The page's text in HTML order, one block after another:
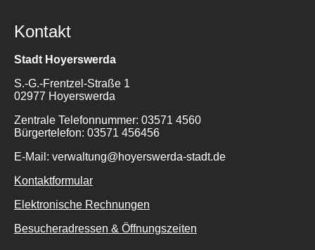
Kontakt
Stadt Hoyerswerda
S.-G.-Frentzel-Straße 1
02977 Hoyerswerda
Zentrale Telefonnummer: 03571 4560
Bürgertelefon: 03571 456456
E-Mail: verwaltung@hoyerswerda-stadt.de
Kontaktformular
Elektronische Rechnungen
Besucheradressen & Öffnungszeiten